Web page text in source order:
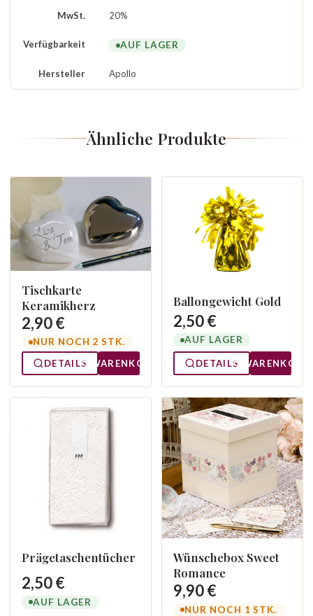
MwSt. 20%
Verfügbarkeit AUF LAGER
Hersteller Apollo
Ähnliche Produkte
Tischkarte
Keramikherz
2,90 €
NUR NOCH 2 STK.
DETAILS
WARENKORB
Ballongewicht Gold
2,50 €
AUF LAGER
DETAILS WARENKORB
Prägetaschentücher
2,50 €
AUF LAGER
Wünschebox Sweet
Romance
9,90 €
NUR NOCH 1 STK.